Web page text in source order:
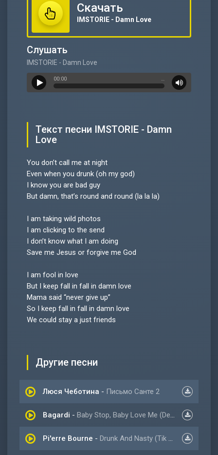
Скачать
IMSTORIE - Damn Love
Слушать
IMSTORIE - Damn Love
00:00 …
Текст песни IMSTORIE - Damn
Love
You don’t call me at night
Even when you drunk (oh my god)
I know you are bad guy
But damn, that’s round and round (la la la)
I am taking wild photos
I am clicking to the send
I don’t know what I am doing
Save me Jesus or forgive me God
I am fool in love
But I keep fall in fall in damn love
Mama said “never give up”
So I keep fall in fall in damn love
We could stay a just friends
Другие песни
Люся Чеботина - Письмо Санте 2
Bagardi - Baby Stop, Baby Love Me (Deep Remix)
Pi'erre Bourne - Drunk And Nasty (Tik tok Remix)